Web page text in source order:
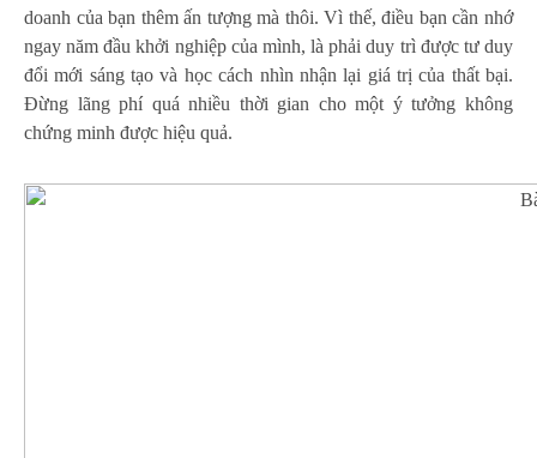
doanh của bạn thêm ấn tượng mà thôi. Vì thế, điều bạn cần nhớ
ngay năm đầu khởi nghiệp của mình, là phải duy trì được tư duy
đổi mới sáng tạo và học cách nhìn nhận lại giá trị của thất bại.
Đừng lãng phí quá nhiều thời gian cho một ý tưởng không
chứng minh được hiệu quả.